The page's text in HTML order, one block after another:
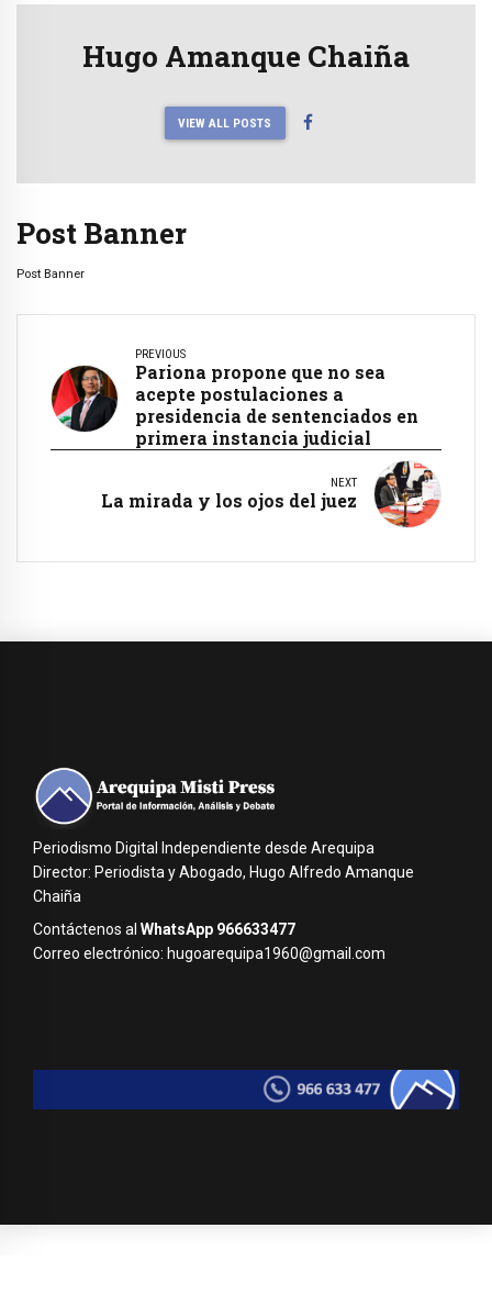
Hugo Amanque Chaiña
VIEW ALL POSTS
Post Banner
Post Banner
PREVIOUS
Pariona propone que no sea
acepte postulaciones a
presidencia de sentenciados en
primera instancia judicial
NEXT
La mirada y los ojos del juez
Periodismo Digital Independiente desde Arequipa
Director: Periodista y Abogado, Hugo Alfredo Amanque
Chaiña
Contáctenos al WhatsApp 966633477
Correo electrónico: hugoarequipa1960@gmail.com